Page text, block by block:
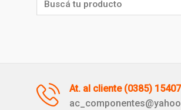
At. al cliente (0385)